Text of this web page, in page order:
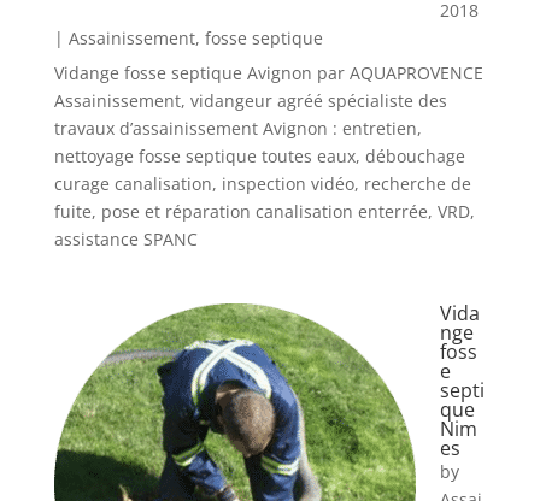
2018
| Assainissement, fosse septique
Vidange fosse septique Avignon par AQUAPROVENCE
Assainissement, vidangeur agréé spécialiste des
travaux d’assainissement Avignon : entretien,
nettoyage fosse septique toutes eaux, débouchage
curage canalisation, inspection vidéo, recherche de
fuite, pose et réparation canalisation enterrée, VRD,
assistance SPANC
Vida
nge
foss
e
septi
que
Nim
es
by